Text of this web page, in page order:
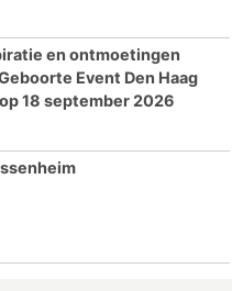
en ontmoetingen
Event Den Haag
18 september 2026